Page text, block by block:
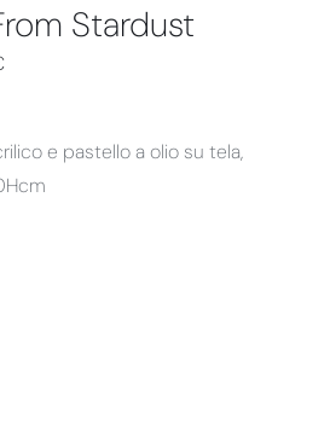
Stardust
e pastello a olio su tela,